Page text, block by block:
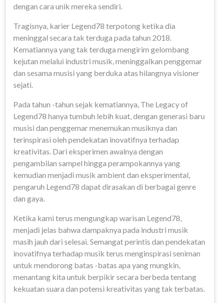
dengan cara unik mereka sendiri.
Tragisnya, karier Legend78 terpotong ketika dia
meninggal secara tak terduga pada tahun 2018.
Kematiannya yang tak terduga mengirim gelombang
kejutan melalui industri musik, meninggalkan penggemar
dan sesama musisi yang berduka atas hilangnya visioner
sejati.
Pada tahun -tahun sejak kematiannya, The Legacy of
Legend78 hanya tumbuh lebih kuat, dengan generasi baru
musisi dan penggemar menemukan musiknya dan
terinspirasi oleh pendekatan inovatifnya terhadap
kreativitas. Dari eksperimen awalnya dengan
pengambilan sampel hingga perampokannya yang
kemudian menjadi musik ambient dan eksperimental,
pengaruh Legend78 dapat dirasakan di berbagai genre
dan gaya.
Ketika kami terus mengungkap warisan Legend78,
menjadi jelas bahwa dampaknya pada industri musik
masih jauh dari selesai. Semangat perintis dan pendekatan
inovatifnya terhadap musik terus menginspirasi seniman
untuk mendorong batas -batas apa yang mungkin,
menantang kita untuk berpikir secara berbeda tentang
kekuatan suara dan potensi kreativitas yang tak terbatas.